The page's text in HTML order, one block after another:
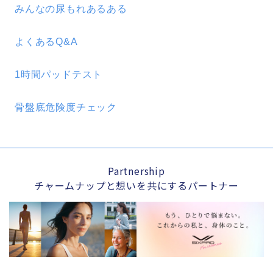
みんなの尿もれあるある
よくあるQ&A
1時間パッドテスト
骨盤底危険度チェック
Partnership
チャームナップと想いを共にするパートナー